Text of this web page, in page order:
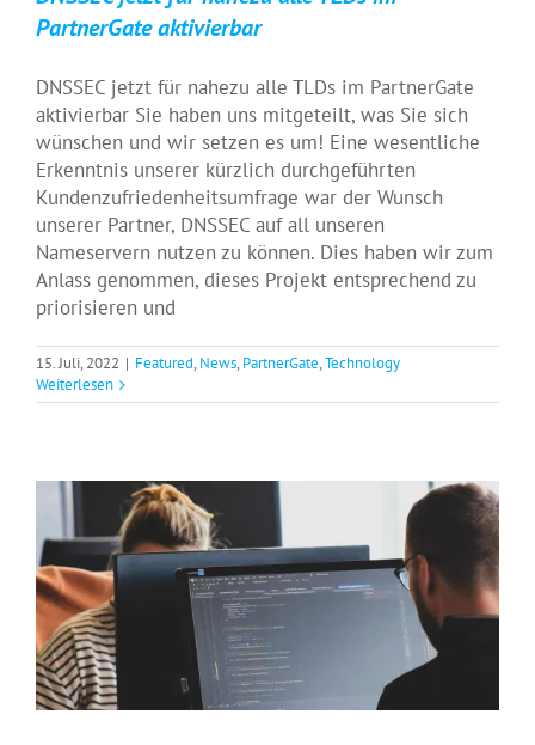
PartnerGate aktivierbar
DNSSEC jetzt für nahezu alle TLDs im PartnerGate
aktivierbar Sie haben uns mitgeteilt, was Sie sich
wünschen und wir setzen es um! Eine wesentliche
Erkenntnis unserer kürzlich durchgeführten
Kundenzufriedenheitsumfrage war der Wunsch
unserer Partner, DNSSEC auf all unseren
Nameservern nutzen zu können. Dies haben wir zum
Anlass genommen, dieses Projekt entsprechend zu
priorisieren und
15. Juli, 2022 | Featured, News, PartnerGate,Technology
Weiterlesen
EU möchte Cybersicherheit mit der NIS 2-